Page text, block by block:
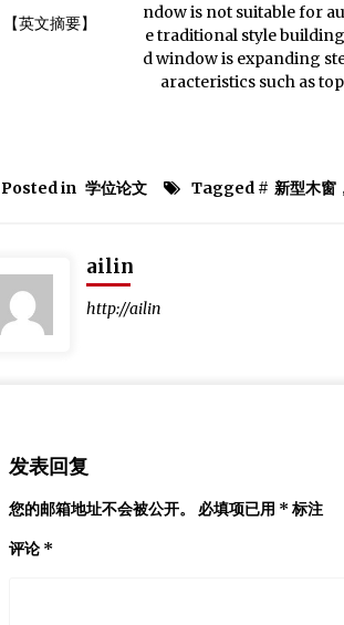
【英文摘要】
ndow is not suitable for
e traditional style
d window is expanding
aracteristics such as
Posted in 学位论文 Tagged # 新型木窗
ailin
http://ailin
发表回复
您的邮箱地址不会被公开。 必填项已用 * 标注
评论 *